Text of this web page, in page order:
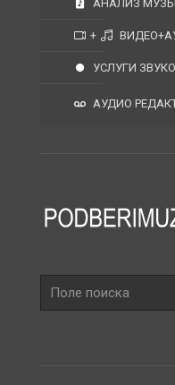
АНАЛИЗ
+
УСЛУГИ
АУДИО
поиска